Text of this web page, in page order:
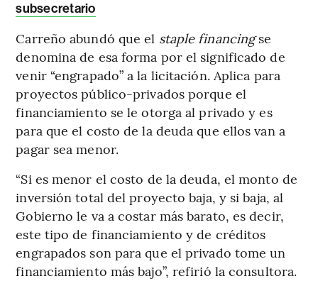
subsecretario
Carreño abundó que el staple financingse
denomina de esa forma por el significado de
venir “engrapado” a la licitación. Aplica para
proyectos público-privados porque el
financiamiento se le otorga al privado y es
para que el costo de la deuda que ellos van a
pagar sea menor.
“Si es menor el costo de la deuda, el monto de
inversión total del proyecto baja, y si baja, al
Gobierno le va a costar más barato, es decir,
este tipo de financiamiento y de créditos
engrapados son para que el privado tome un
financiamiento más bajo”, refirió la consultora.